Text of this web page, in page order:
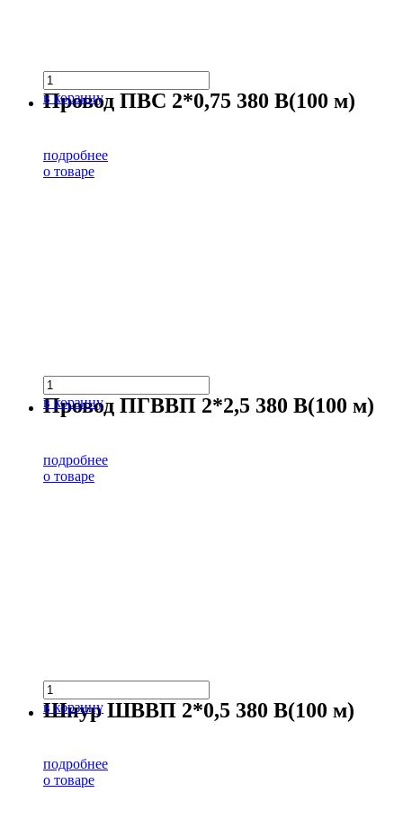
в корзину
Провод ПВС 2*0,75 380 В(100 м)
подробнее
о товаре
в корзину
Провод ПГВВП 2*2,5 380 В(100 м)
подробнее
о товаре
в корзину
Шнур ШВВП 2*0,5 380 В(100 м)
подробнее
о товаре